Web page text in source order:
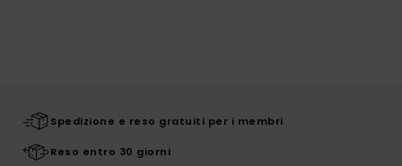
Spedizione e reso gratuiti per i membri
Reso entro 30 giorni